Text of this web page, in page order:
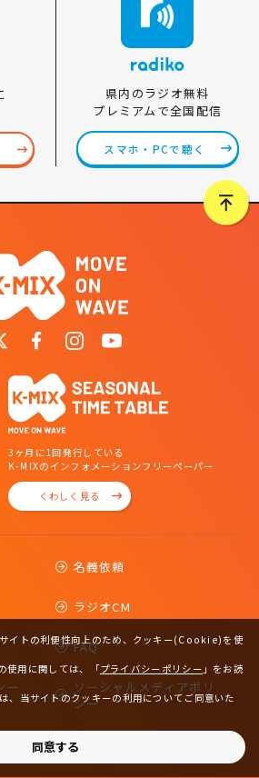
県内のラジオ無料
プレミアムで全国配信
スマホ・PCで聴く
3ヶ月に1回発行している
K-MIXのインフォメーションフリーペーパー
くわしく見る
名義依頼
ラジオCM
FAQ
ー
ソーシャルメディアポリ
シー
イトの利便性向上のため、クッキー(Cookie)を使
用に関しては、
「プライバシーポリシー 」をお読
、当サイトのクッキーの利用についてご同意いた
同意する